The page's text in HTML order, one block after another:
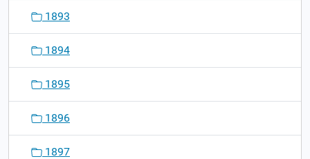
1893
1894
1895
1896
1897